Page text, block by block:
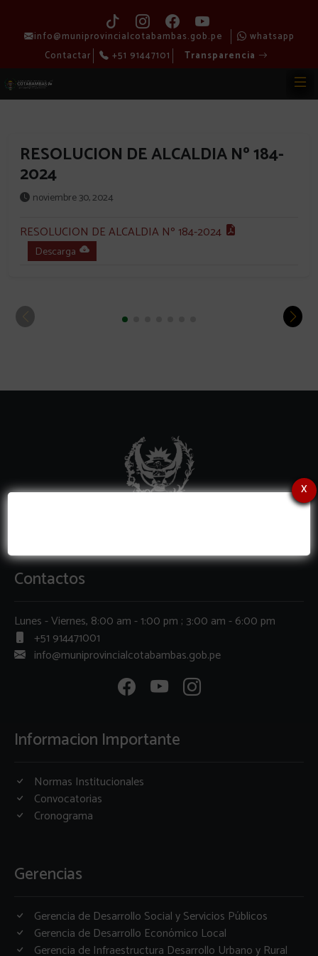
info@muniprovincialcotabambas.gob.pe
whatsapp
Contactar
+51 91447101 Transparencia
RESOLUCION DE ALCALDIA Nº 184-
2024
noviembre 30, 2024
RESOLUCION DE ALCALDIA Nº 184-2024
Descarga
x
Contactos
Lunes - Viernes, 8:00 am - 1:00 pm ; 3:00 am - 6:00 pm
+51 914471001
info@muniprovincialcotabambas.gob.pe
Informacion Importante
Normas Institucionales
Convocatorias
Cronograma
Gerencias
Gerencia de Desarrollo Social y Servicios Públicos
Gerencia de Desarrollo Económico Local
Gerencia de Infraestructura Desarrollo Urbano y Rural